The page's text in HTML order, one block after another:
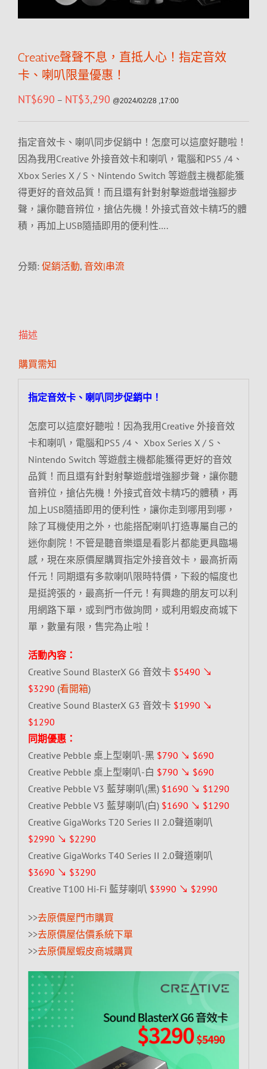
Creative聲聲不息，直抵人心！指定音效
卡、喇叭限量優惠！
NT$690 – NT$3,290 @2024/02/28 ,17:00
指定音效卡、喇叭同步促銷中！怎麼可以這麼好聽啦！
因為我用Creative 外接音效卡和喇叭，電腦和PS5 /4、
Xbox Series X / S、Nintendo Switch 等遊戲主機都能獲
得更好的音效品質！而且還有針對射擊遊戲增強腳步
聲，讓你聽音辨位，搶佔先機！外接式音效卡精巧的體
積，再加上USB隨插即用的便利性….
分類: 促銷活動, 音效|串流
描述
購買需知
指定音效卡、喇叭同步促銷中！
怎麼可以這麼好聽啦！因為我用Creative 外接音效
卡和喇叭，電腦和PS5 /4、 Xbox Series X / S、
Nintendo Switch 等遊戲主機都能獲得更好的音效
品質！而且還有針對射擊遊戲增強腳步聲，讓你聽
音辨位，搶佔先機！外接式音效卡精巧的體積，再
加上USB隨插即用的便利性，讓你走到哪用到哪，
除了耳機使用之外，也能搭配喇叭打造專屬自己的
迷你劇院！不管是聽音樂還是看影片都能更具臨場
感，現在來原價屋購買指定外接音效卡，最高折兩
仟元！同期還有多款喇叭限時特價，下殺的幅度也
是挺誇張的，最高折一仟元！有興趣的朋友可以利
用網路下單，或到門市做詢問，或利用蝦皮商城下
單，數量有限，售完為止啦！
活動內容：
Creative Sound BlasterX G6 音效卡$5490 ↘
$3290 (看開箱)
Creative Sound BlasterX G3 音效卡$1990 ↘
$1290
同期優惠：
Creative Pebble 桌上型喇叭-黑 $790 ↘ $690
Creative Pebble 桌上型喇叭-白 $790 ↘ $690
Creative Pebble V3 藍芽喇叭(黑) $1690 ↘ $1290
Creative Pebble V3 藍芽喇叭(白)$1690 ↘ $1290
Creative GigaWorks T20 Series II 2.0聲道喇叭
$2990 ↘ $2290
Creative GigaWorks T40 Series II 2.0聲道喇叭
$3690 ↘ $3290
Creative T100 Hi-Fi 藍芽喇叭 $3990 ↘ $2990
>>去原價屋門市購買
>>去原價屋估價系統下單
>>去原價屋蝦皮商城購買